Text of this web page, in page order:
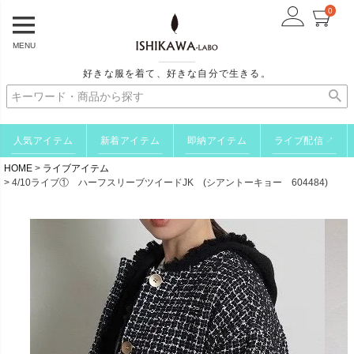
MENU
好きな服を着て、好きな自分で生きる。
0
人気アイテム 新着アイテム 即納アイテム ライブ配信 ↗
HOME
ライブアイテム
4/10ライブ① ハーフスリーブツイードJK (シアントーキョー 604484)